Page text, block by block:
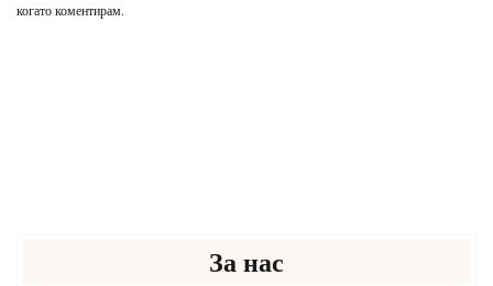
когато коментирам.
За нас